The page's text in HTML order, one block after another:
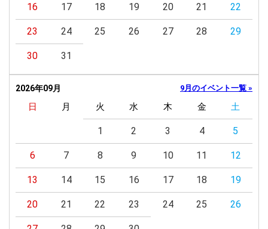
16 17 18 19 20 21 22
23 24 25 26 27 28 29
30 31
2026年09月 9月のイベント一覧 »
日 月 火 水 木 金 土
1 2 3 4 5
6 7 8 9 10 11 12
13 14 15 16 17 18 19
20 21 22 23 24 25 26